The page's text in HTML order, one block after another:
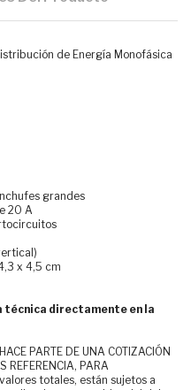
de Energía Monofásica
grandes
20 A
x 4,5 cm
técnica directamente en la
PARTE DE UNA COTIZACIÓN
REFERENCIA, PARA
valores totales, están sujetos a